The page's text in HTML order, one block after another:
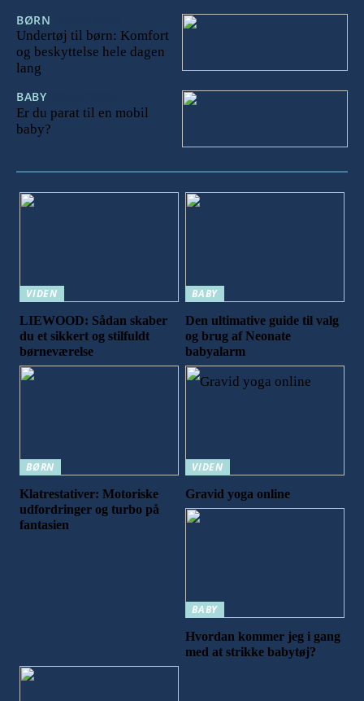
BØRN
Undertøj til børn: Komfort
og beskyttelse hele dagen
lang
BABY
Er du parat til en mobil
baby?
VIDEN
LIEWOOD: Sådan skaber
du et sikkert og stilfuldt
børneværelse
BABY
Den ultimative guide til valg
og brug af Neonate
babyalarm
BØRN
Klatrestativer: Motoriske
udfordringer og turbo på
fantasien
VIDEN
Gravid yoga online
BABY
Hvordan kommer jeg i gang
med at strikke babytøj?